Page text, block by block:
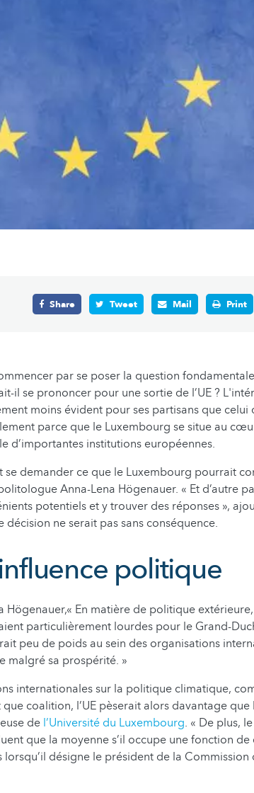
Share Tweet Mail Print
par se poser la question
il se prononcer pour une sortie de l’UE ?
moins évident pour ses partisans que celui
parce que le Luxembourg se situe au
d’importantes institutions européennes.
se demander ce que le Luxembourg pourrait
Anna-Lena Högenauer. « Et d’autre
potentiels et y trouver des réponses »,
décision ne serait pas sans conséquence.
politique
Högenauer,« En matière de politique
particulièrement lourdes pour le Grand-
peu de poids au sein des organisations
malgré sa prospérité. »
internationales sur la politique climatique,
coalition, l’UE pèserait alors davantage
de l’Université du Luxembourg. « De plus,
que la moyenne s’il occupe une fonction de
lorsqu’il désigne le président de la Commission